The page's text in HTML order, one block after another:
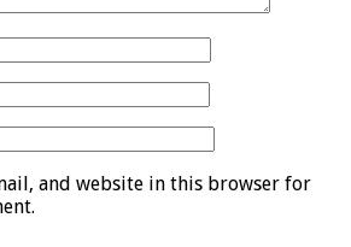
and website in this browser for